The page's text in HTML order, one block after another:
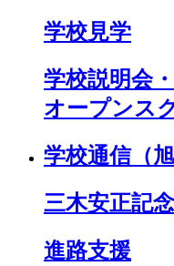
学校見学
学校説明会
オープンス
学校通信（
三木安正記
進路支援